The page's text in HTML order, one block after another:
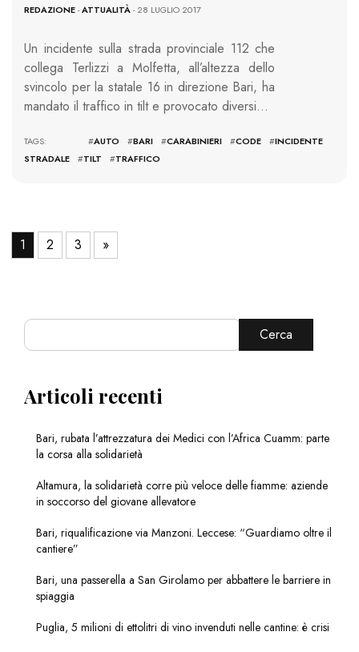
REDAZIONE-ATTUALITÀ- 28 LUGLIO 2017
Un incidente sulla strada provinciale 112 che
collega Terlizzi a Molfetta, all’altezza dello
svincolo per la statale 16 in direzione Bari, ha
mandato il traffico in tilt e provocato diversi…
TAGS: #AUTO #BARI #CARABINIERI #CODE #INCIDENTE
STRADALE
#TILT #TRAFFICO
1 2 3 »
Cerca
Articoli recenti
Bari, rubata l’attrezzatura dei Medici con l’Africa Cuamm: parte
la corsa alla solidarietà
Altamura, la solidarietà corre più veloce delle fiamme: aziende
in soccorso del giovane allevatore
Bari, riqualificazione via Manzoni. Leccese: “Guardiamo oltre il
cantiere”
Bari, una passerella a San Girolamo per abbattere le barriere in
spiaggia
Puglia, 5 milioni di ettolitri di vino invenduti nelle cantine: è crisi